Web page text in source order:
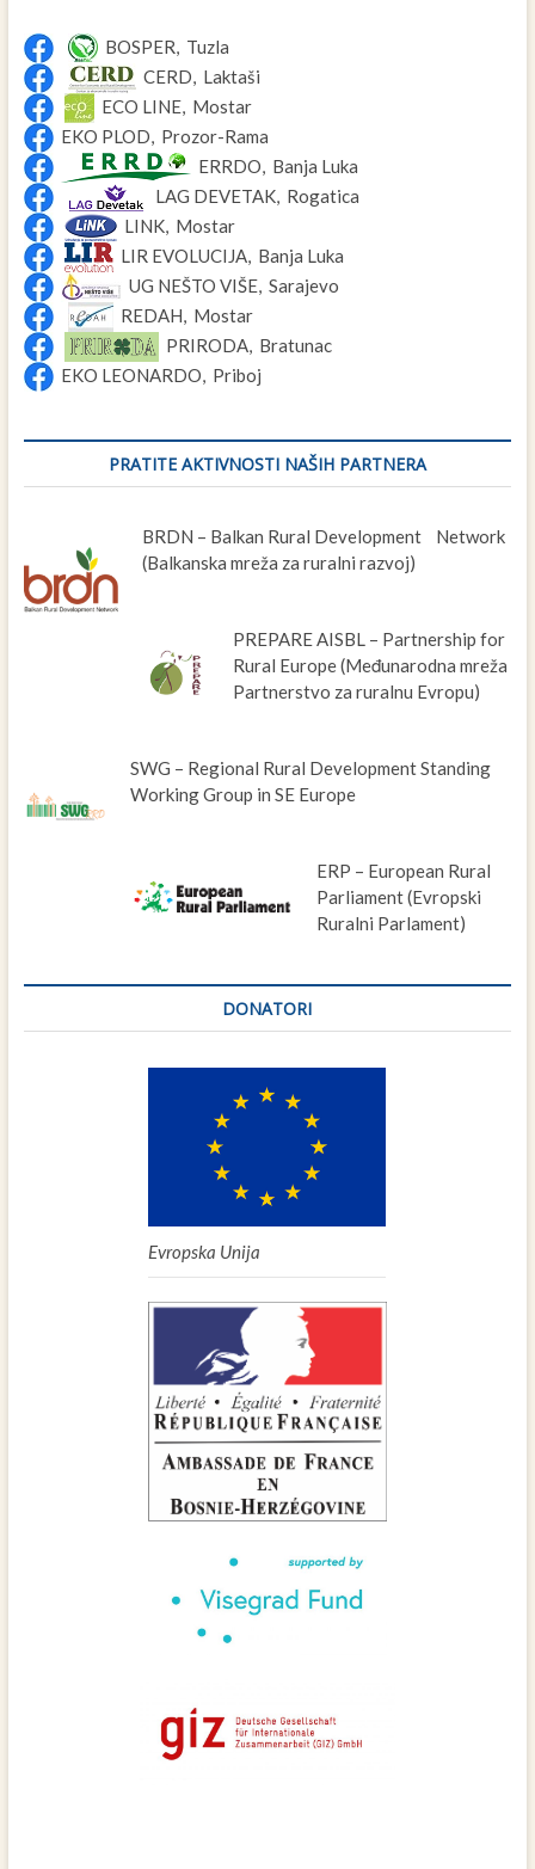
BOSPER, Tuzla
CERD, Laktaši
ECO LINE, Mostar
EKO PLOD, Prozor-Rama
ERRDO, Banja Luka
LAG DEVETAK, Rogatica
LINK, Mostar
LIR EVOLUCIJA, Banja Luka
UG NEŠTO VIŠE, Sarajevo
REDAH, Mostar
PRIRODA, Bratunac
EKO LEONARDO, Priboj
PRATITE AKTIVNOSTI NAŠIH PARTNERA
BRDN – Balkan Rural Development Network
(Balkanska mreža za ruralni razvoj)
PREPARE AISBL – Partnership for
Rural Europe (Međunarodna mreža
Partnerstvo za ruralnu Evropu)
SWG – Regional Rural Development Standing
Working Group in SE Europe
ERP – European Rural
Parliament (Evropski
Ruralni Parlament)
DONATORI
Evropska Unija